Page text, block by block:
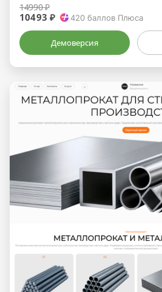
14990 ₽
10493 ₽ 420 баллов Плюса
Демоверсия